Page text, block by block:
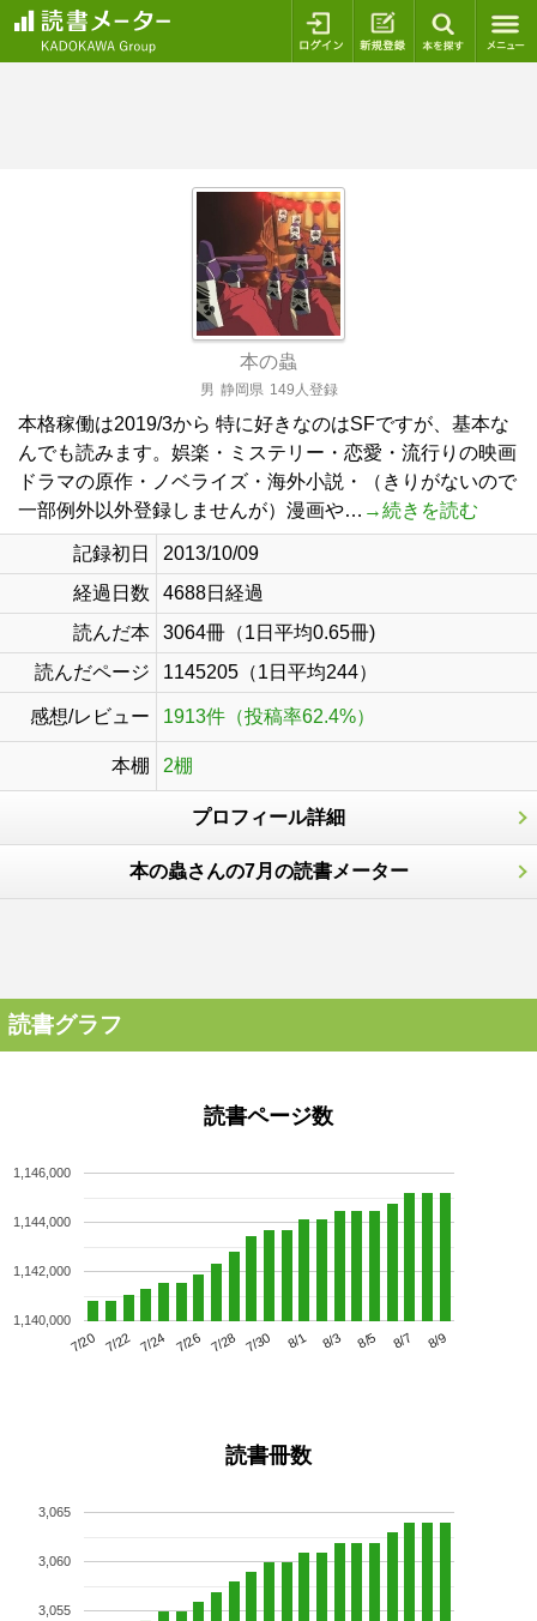
ログイン 新規登録
本の蟲
男 静岡県 149人登録
本格稼働は2019/3から 特に好きなのはSFですが、基本な
んでも読みます。娯楽・ミステリー・恋愛・流行りの映画
ドラマの原作・ノベライズ・海外小説・（きりがないので
一部例外以外登録しませんが）漫画や… →続きを読む
記録初日
2013/10/09
経過日数
4688日経過
読んだ本
3064冊（1日平均0.65冊)
読んだページ
1145205（1日平均244）
感想/レビュー 1913件（投稿率62.4%）
本棚 2棚
プロフィール詳細
本の蟲さんの7月の読書メーター
読書グラフ
読書ページ数
7/20 7/22 7/24 7/26 7/28 7/30 8/1 8/3 8/5 8/7 8/9
1,140,000
1,142,000
1,144,000
1,146,000
読書冊数
3,055
3,060
3,065